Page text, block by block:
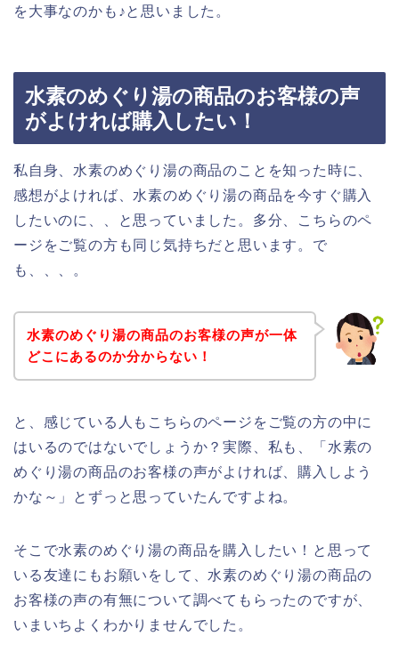
を大事なのかも♪と思いました。
水素のめぐり湯の商品のお客様の声
がよければ購入したい！
私自身、水素のめぐり湯の商品のことを知った時に、
感想がよければ、水素のめぐり湯の商品を今すぐ購入
したいのに、、と思っていました。多分、こちらのペ
ージをご覧の方も同じ気持ちだと思います。で
も、、、。
水素のめぐり湯の商品のお客様の声が一体
どこにあるのか分からない！
と、感じている人もこちらのページをご覧の方の中に
はいるのではないでしょうか？実際、私も、「水素の
めぐり湯の商品のお客様の声がよければ、購入しよう
かな～」とずっと思っていたんですよね。
そこで水素のめぐり湯の商品を購入したい！と思って
いる友達にもお願いをして、水素のめぐり湯の商品の
お客様の声の有無について調べてもらったのですが、
いまいちよくわかりませんでした。